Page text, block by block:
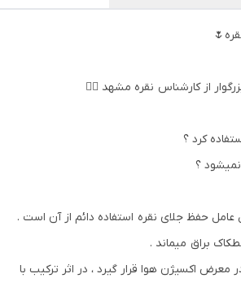
از کارشناس نقره مشهد 👇🏻
کرد ؟
نمیشود ؟
عامل حفظ جلای نقره استفاده دائم از آن است .
براق میماند .
معرض اکسیژن هوا قرار گیرد ، در اثر ترکیب با